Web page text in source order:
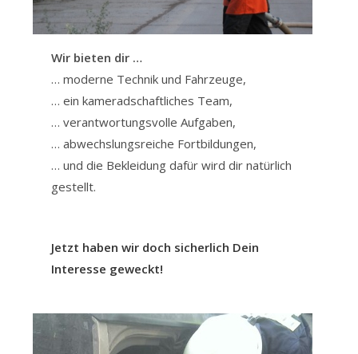
Wir bieten dir …
… moderne Technik und Fahrzeuge,
… ein kameradschaftliches Team,
… verantwortungsvolle Aufgaben,
… abwechslungsreiche Fortbildungen,
… und die Bekleidung dafür wird dir natürlich
gestellt.
Jetzt haben wir doch sicherlich Dein
Interesse geweckt!